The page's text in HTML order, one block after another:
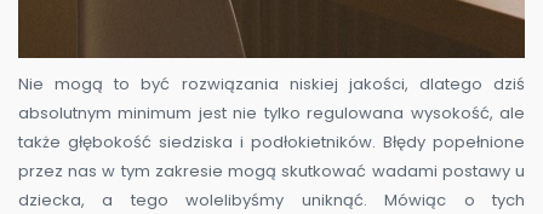
Nie mogą to być rozwiązania niskiej jakości, dlatego dziś
absolutnym minimum jest nie tylko regulowana wysokość, ale
także głębokość siedziska i podłokietników. Błędy popełnione
przez nas w tym zakresie mogą skutkować wadami postawy u
dziecka, a tego wolelibyśmy uniknąć. Mówiąc o tych